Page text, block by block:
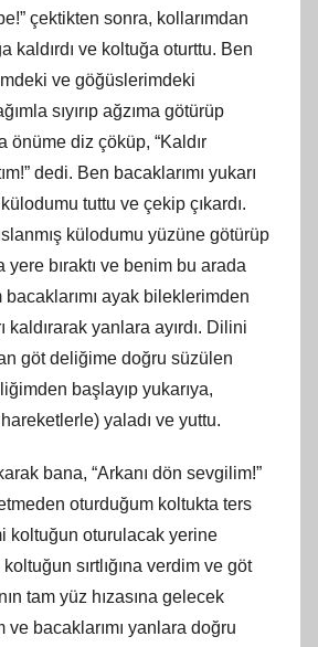
çektikten sonra, kollarımdan
kaldırdı ve koltuğa oturttu. Ben
ve göğüslerimdeki
sıyırıp ağzıma götürüp
önüme diz çöküp, “Kaldır
dedi. Ben bacaklarımı yukarı
tuttu ve çekip çıkardı.
külodumu yüzüne götürüp
yere bıraktı ve benim bu arada
ayak bileklerimden
kaldırarak yanlara ayırdı. Dilini
göt deliğime doğru süzülen
başlayıp yukarıya,
yaladı ve yuttu.
bana, “Arkanı dön sevgilim!”
oturduğum koltukta ters
koltuğun oturulacak yerine
sırtlığına verdim ve göt
tam yüz hızasına gelecek
ve bacaklarımı yanlara doğru